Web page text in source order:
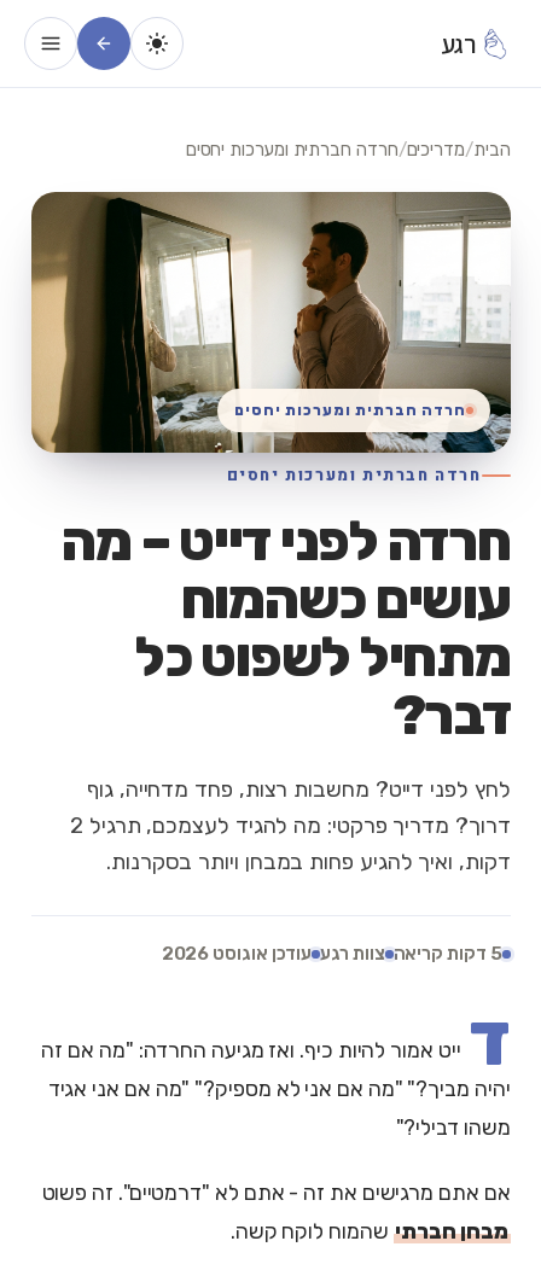
רגע
הבית/מדריכים/חרדה חברתית ומערכות יחסים
חרדה חברתית ומערכות יחסים
חרדה לפני דייט – מה
עושים כשהמוח
מתחיל לשפוט כל
דבר?
לחץ לפני דייט? מחשבות רצות, פחד מדחייה, גוף
דרוך? מדריך פרקטי: מה להגיד לעצמכם, תרגיל 2
דקות, ואיך להגיע פחות במבחן ויותר בסקרנות.
5 דקות קריאה צוות רגע עודכן אוגוסט 2026
חרדה חברתית ומערכות יחסים
ד ייט אמור להיות כיף. ואז מגיעה החרדה: "מה אם זה
יהיה מביך?" "מה אם אני לא מספיק?" "מה אם אני אגיד
משהו דבילי?"
אם אתם מרגישים את זה - אתם לא "דרמטיים". זה פשוט
מבחן חברתי שהמוח לוקח קשה.